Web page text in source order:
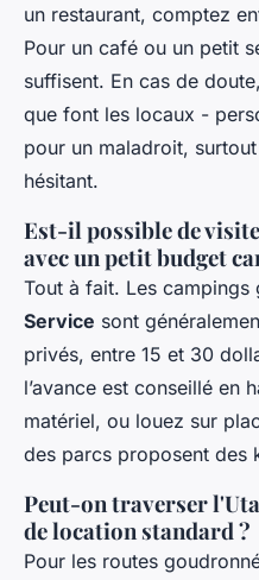
un restaurant, comptez
Pour un café ou un petit
suffisent. En cas de
que font les locaux -
pour un maladroit,
hésitant.
Est-il possible de
avec un petit budget
Tout à fait. Les campings
Service sont
privés, entre 15 et 30
l’avance est conseillé en
matériel, ou louez sur
des parcs proposent des
Peut-on traverser
de location standard ?
Pour les routes